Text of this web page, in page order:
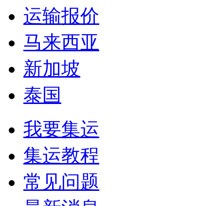
运输报价
马来西亚
新加坡
泰国
我要集运
集运教程
常见问题